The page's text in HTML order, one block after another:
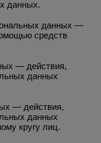
данных.
данных —
средств
— действия,
данных
— действия,
данных
кругу лиц.